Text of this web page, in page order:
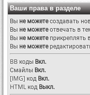
Ваши права в разделе
Вы не можетесоздавать
Вы не можетеотвечать в
Вы не можетеприкреплять
Вы не можете
BB коды Вкл.
Смайлы Вкл.
[IMG] код Вкл.
HTML код Выкл.